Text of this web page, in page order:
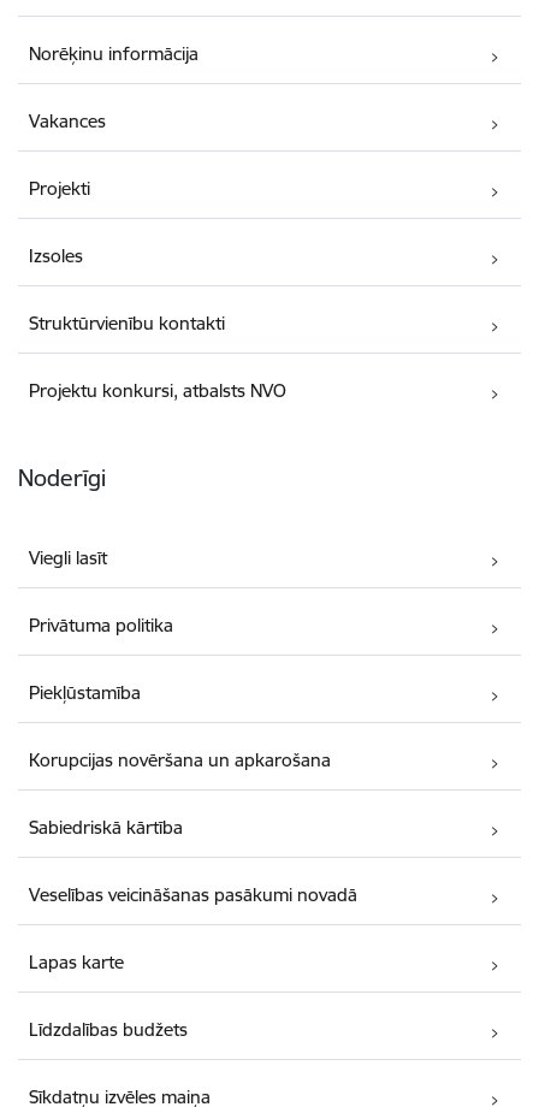
Norēķinu informācija
Vakances
Projekti
Izsoles
Struktūrvienību kontakti
Projektu konkursi, atbalsts NVO
Noderīgi
Viegli lasīt
Privātuma politika
Piekļūstamība
Korupcijas novēršana un apkarošana
Sabiedriskā kārtība
Veselības veicināšanas pasākumi novadā
Lapas karte
Līdzdalības budžets
Sīkdatņu izvēles maiņa